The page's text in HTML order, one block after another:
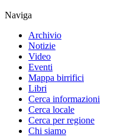
Naviga
Archivio
Notizie
Video
Eventi
Mappa birrifici
Libri
Cerca informazioni
Cerca locale
Cerca per regione
Chi siamo